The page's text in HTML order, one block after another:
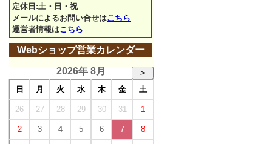
定休日:土・日・祝
メールによるお問い合せはこちら
運営者情報はこちら
Webショップ営業カレンダー
2026年 8月
>
日
月 火 水 木 金 土
26 27 28 29 30 31 1
2 3 4 5 6 7 8